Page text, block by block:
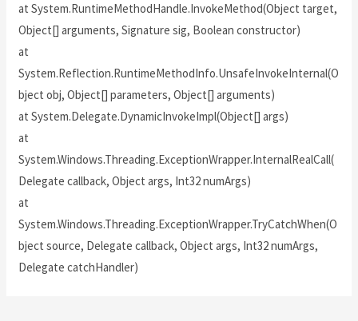
at System.RuntimeMethodHandle.InvokeMethod(Object target,
Object[] arguments, Signature sig, Boolean constructor)
at
System.Reflection.RuntimeMethodInfo.UnsafeInvokeInternal(O
bject obj, Object[] parameters, Object[] arguments)
at System.Delegate.DynamicInvokeImpl(Object[] args)
at
System.Windows.Threading.ExceptionWrapper.InternalRealCall(
Delegate callback, Object args, Int32 numArgs)
at
System.Windows.Threading.ExceptionWrapper.TryCatchWhen(O
bject source, Delegate callback, Object args, Int32 numArgs,
Delegate catchHandler)